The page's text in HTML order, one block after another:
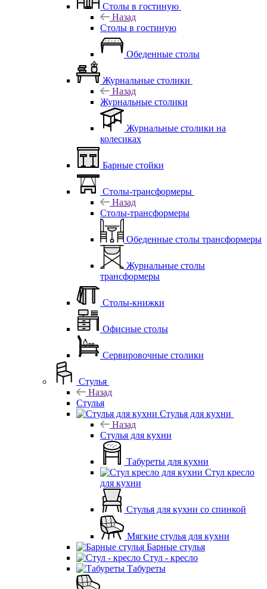
Столы в гостиную
Назад
Столы в гостиную
Обеденные столы
Журнальные столики
Назад
Журнальные столики
Журнальные столики на
колесиках
Барные стойки
Столы-трансформеры
Назад
Столы-трансформеры
Обеденные столы трансформеры
Журнальные столы
трансформеры
Столы-книжки
Офисные столы
Сервировочные столики
Стулья
Назад
Стулья
Стулья для кухни
Назад
Стулья для кухни
Табуреты для кухни
Стул кресло
для кухни
Стулья для кухни со спинкой
Мягкие стулья для кухни
Барные стулья
Стул - кресло
Табуреты